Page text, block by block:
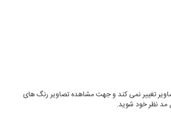
تغییر نمی کند و جهت مشاهده تصاویر رنگ های
مد نظر خود شوید.